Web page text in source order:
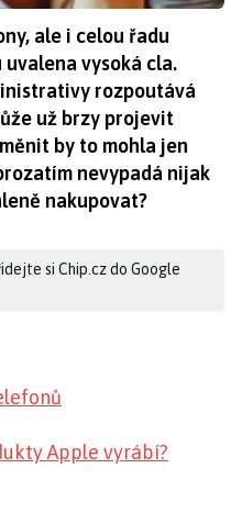
ale i celou řadu
vysoká cla.
rozpoutává
už brzy projevit
by to mohla jen
nevypadá nijak
nakupovat?
si Chip.cz do Google
Apple vyrábí?